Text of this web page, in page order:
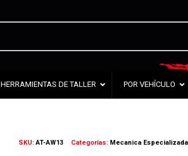
HERRAMIENTAS DE TALLER POR VEHÍCULO
SKU:AT-AW13 Categorías: Mecanica Especializada